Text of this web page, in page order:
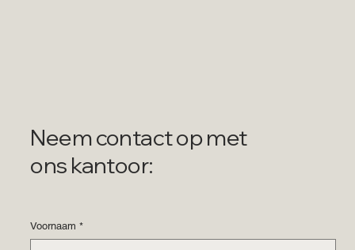
Neem contact op met
ons kantoor:
Voornaam *